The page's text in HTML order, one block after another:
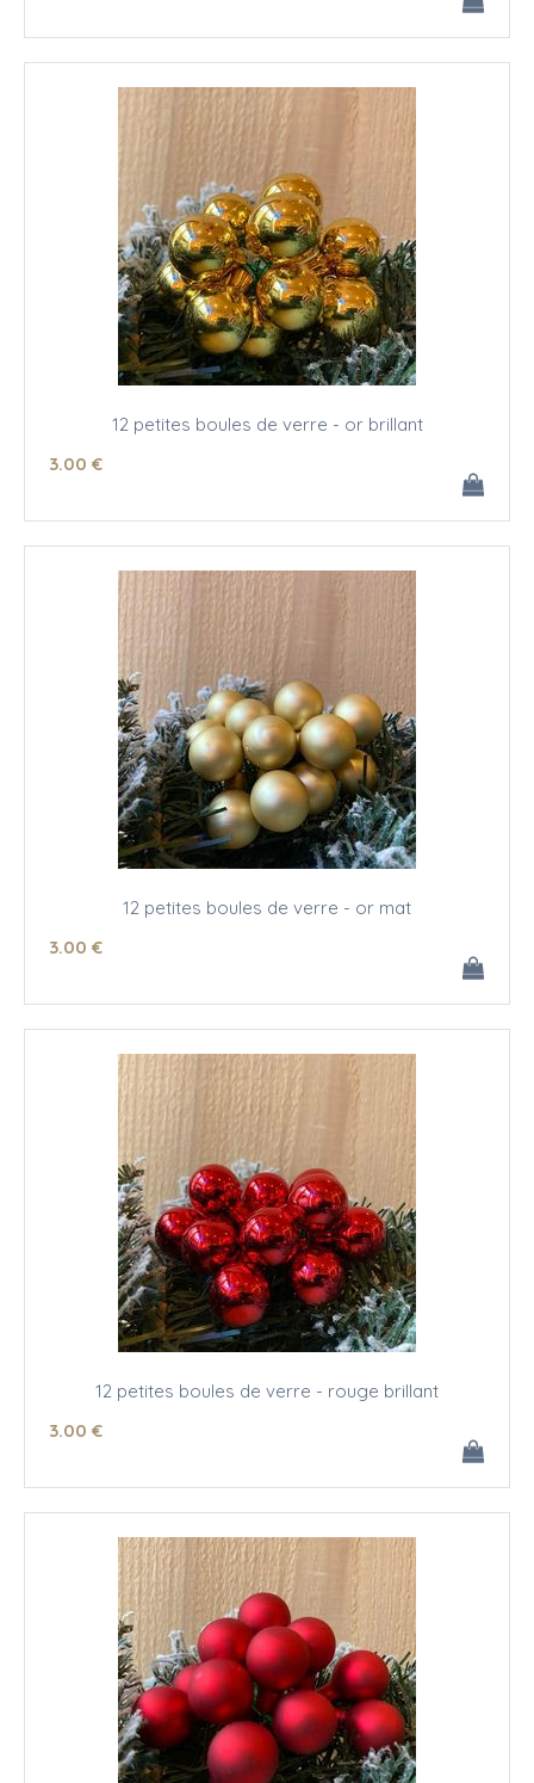
12 petites boules de verre - or brillant
3.00 €
12 petites boules de verre - or mat
3.00 €
12 petites boules de verre - rouge brillant
3.00 €